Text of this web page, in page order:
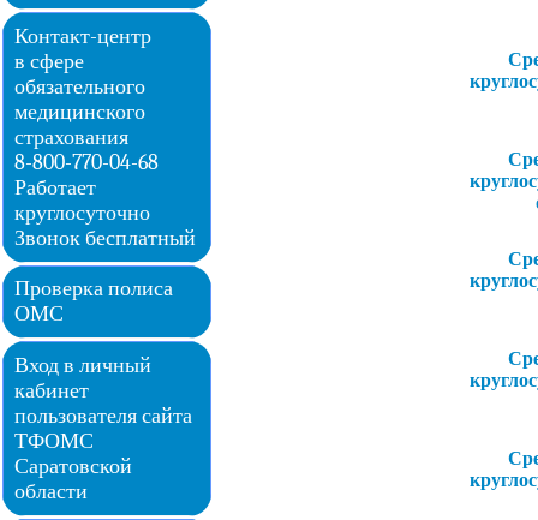
Контакт-центр
в сфере
обязательного
медицинского
страхования
8-800-770-04-68
Работает
круглосуточно
Звонок бесплатный
Проверка полиса
ОМС
Вход в личный
кабинет
пользователя сайта
ТФОМС
Саратовской
области